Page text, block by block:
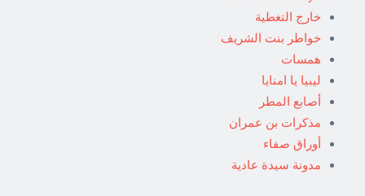
خارج التغطية
خواطر بنت الشريف
همسات
ليبيا يا امنايا
أصابع المطر
مذكرات بن عمران
أوراق صفاء
مدونة سيدة عادية